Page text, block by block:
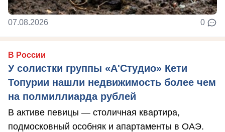
07.08.2026 0
В России
У солистки группы «А'Студио» Кети
Топурии нашли недвижимость более чем
на полмиллиарда рублей
В активе певицы — столичная квартира,
подмосковный особняк и апартаменты в ОАЭ.